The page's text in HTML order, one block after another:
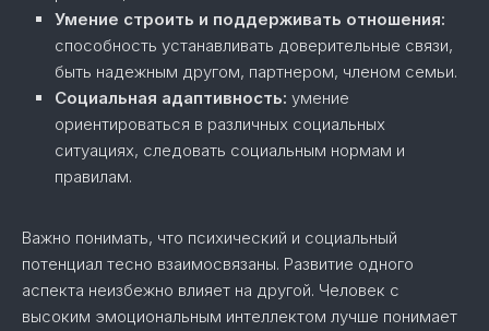
Умение строить и поддерживать отношения:
способность устанавливать доверительные связи,
быть надежным другом, партнером, членом семьи.
Социальная адаптивность: умение
ориентироваться в различных социальных
ситуациях, следовать социальным нормам и
правилам.
Важно понимать, что психический и социальный
потенциал тесно взаимосвязаны. Развитие одного
аспекта неизбежно влияет на другой. Человек с
высоким эмоциональным интеллектом лучше понимает